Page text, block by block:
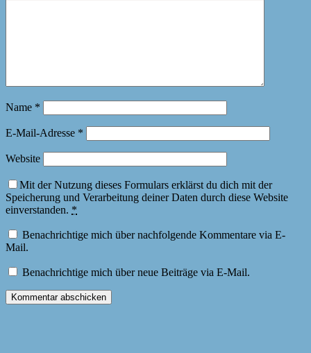
Name *
E-Mail-Adresse *
Website
Mit der Nutzung dieses Formulars erklärst du dich mit der
Speicherung und Verarbeitung deiner Daten durch diese Website
einverstanden. *
Benachrichtige mich über nachfolgende Kommentare via E-
Mail.
Benachrichtige mich über neue Beiträge via E-Mail.